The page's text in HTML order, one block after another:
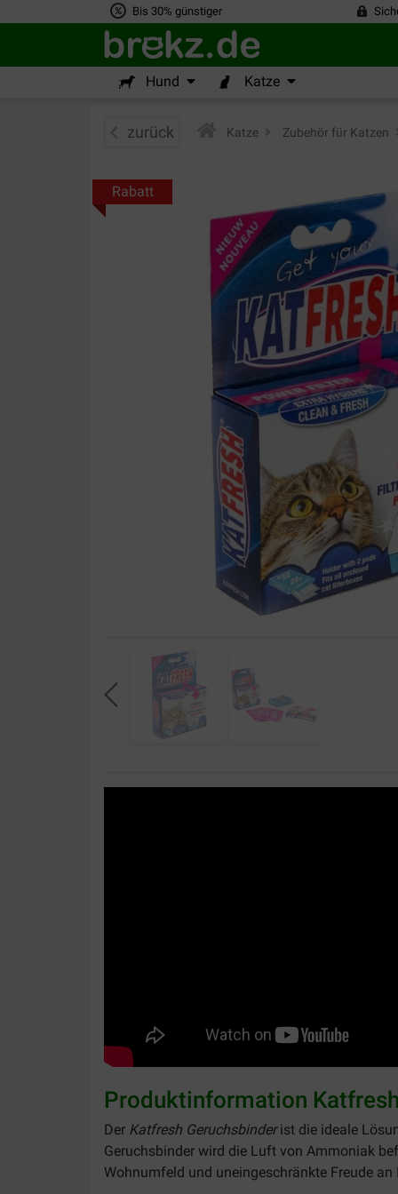
Bis 30% günstiger
Hund Katze
zurück Katze Zubehör für Katzen
Rabatt
Produktinformation
Der Katfresh Geruchsbinderist die ideale
Geruchsbinder wird die Luft von Ammoniak
Wohnumfeld und uneingeschränkte Freude